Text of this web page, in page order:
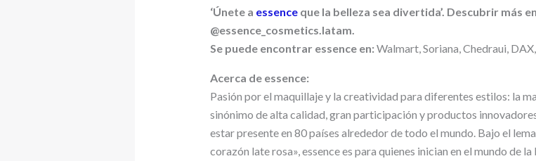
‘Únete a essenceque la belleza sea divertida’. Descubrir más
@essence_cosmetics.latam.
Se puede encontrar essence en: Walmart, Soriana, Chedraui,
Acerca de essence:
Pasión por el maquillaje y la creatividad para diferentes estilos: la
sinónimo de alta calidad, gran participación y productos
estar presente en 80 países alrededor de todo el mundo. Bajo el
corazón late rosa», essence es para quienes inician en el mundo de